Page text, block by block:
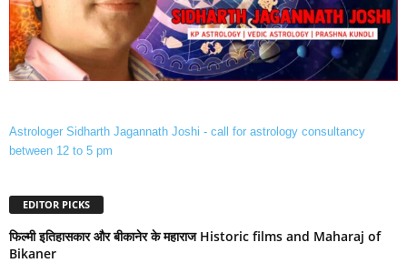
Astrologer Sidharth Jagannath Joshi - call for astrology consultancy
between 12 to 5 pm
EDITOR PICKS
फिल्‍मी इतिहासकार और बीकानेर के महाराज Historic films and Maharaj of
Bikaner